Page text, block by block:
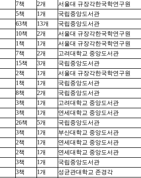
7책 2개
서울대 규장각한국학연구원
5책 1개
국립중앙도서관
63책 13개
국립중앙도서관
10책 2개
서울대 규장각한국학연구원
1책 1개
서울대 규장각한국학연구원
7책 2개
고려대학교 중앙도서관
15책 3개
국립중앙도서관
2책 1개
서울대 규장각한국학연구원
1책 1개
국립중앙도서관
8책 2개
국립중앙도서관
3책 1개
고려대학교 중앙도서관
3책 1개
연세대학교 중앙도서관
26책 5개
국립중앙도서관
3책 1개
부산대학교 중앙도서관
2책 1개
연세대학교 중앙도서관
2책 1개
연세대학교 중앙도서관
3책 1개
국립중앙도서관
3책 1개
성균관대학교 존경각